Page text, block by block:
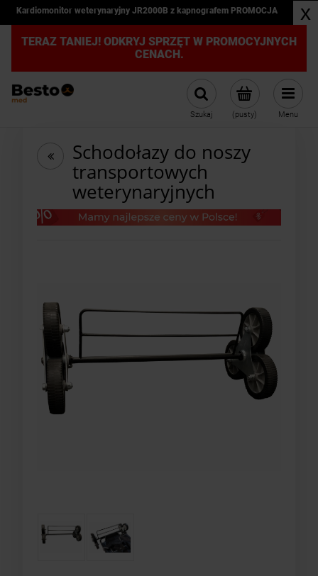
Kardiomonitor weterynaryjny JR2000B z kapnografem PROMOCJA x
TERAZ TANIEJ! ODKRYJ SPRZĘT W PROMOCYJNYCH
CENACH.
(pusty)
Szukaj Menu
Schodołazy do noszy
transportowych
weterynaryjnych